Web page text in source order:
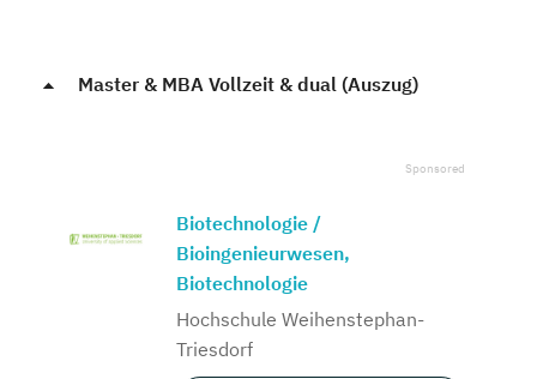
Master & MBA Vollzeit & dual (Auszug)
Biotechnologie /
Bioingenieurwesen,
Biotechnologie
Hochschule Weihenstephan-
Triesdorf